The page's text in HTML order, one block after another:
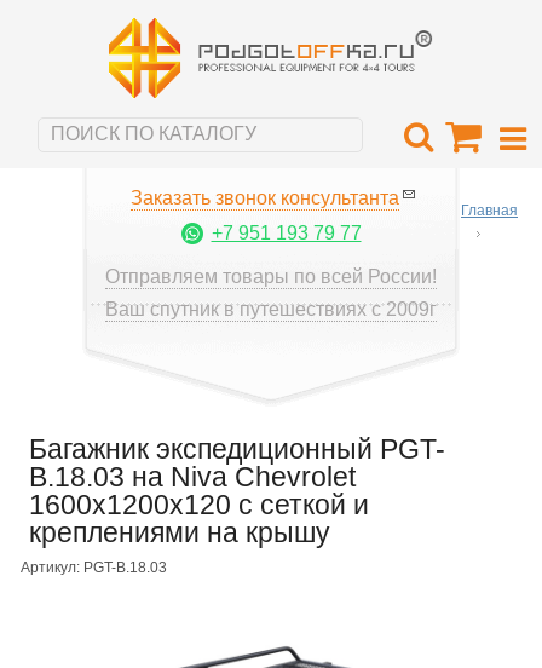
Заказать звонок консультанта
+7 951 193 79 77
Отправляем товары по всей России!
Ваш спутник в путешествиях с 2009г
Главная
Багажник экспедиционный PGT-
B.18.03 на Niva Chevrolet
1600х1200х120 с сеткой и
креплениями на крышу
Артикул: PGT-B.18.03